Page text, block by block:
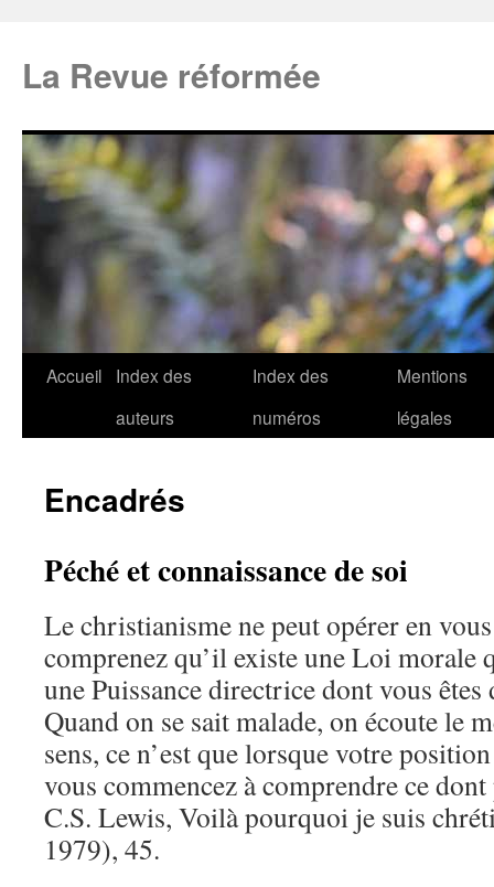
La Revue réformée
Accueil
Index des
auteurs
Index des
numéros
Mentions
légales
Encadrés
Péché et connaissance de soi
Le christianisme ne peut opérer en
comprenez qu’il existe une Loi morale
une Puissance directrice dont vous êtes
Quand on se sait malade, on écoute le
sens, ce n’est que lorsque votre
vous commencez à comprendre ce
C.S. Lewis, Voilà pourquoi je suis
1979), 45.